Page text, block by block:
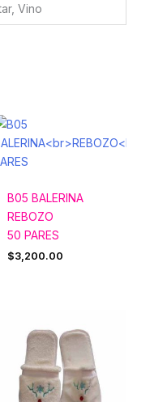
Vino
B05 BALERINA
REBOZO
50 PARES
$3,200.00